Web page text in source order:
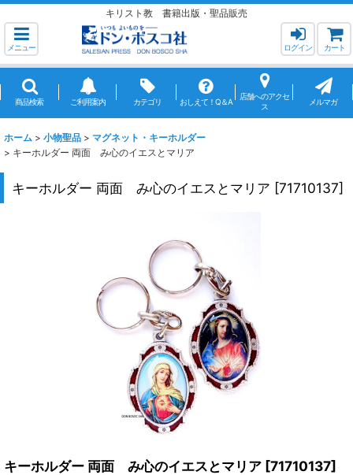
キリスト教 書籍出版・聖品販売
メニュー ログイン カート
商品検索 ご利用案内 カテゴリ おしえて！Q＆A
店舗へのアクセ
ス
メルマガ
ホーム > 小物聖品 > マグネット・キーホルダー
> キーホルダー 両面 み心のイエスとマリア
キーホルダー 両面 み心のイエスとマリア [71710137]
キーホルダー 両面 み心のイエスとマリア [71710137]